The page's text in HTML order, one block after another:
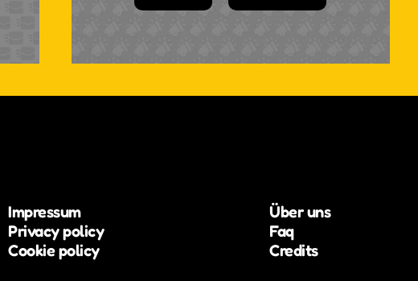
Impressum
Privacy policy
Cookie policy
Über uns
Faq
Credits